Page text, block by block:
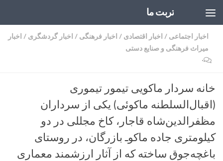
تربت ما
اخبار اجتماعی / اخبار اقتصادی / اخبار فرهنگی / اخبار گردشگری / اخبار
میراث فرهنگی و صنایع دستی
۰
خانه سردار ماکویی تیمور تیموری
(اقبال‌السلطنه ماکوئی) یکی از سرداران
مظفرالدین‌شاه قاجار، کاخ مجللی در دو
کیلومتری جاده ماکوـ بازرگان، در روستای
باغچه‌جوق ساخته که از آثار ارزشمند معماری